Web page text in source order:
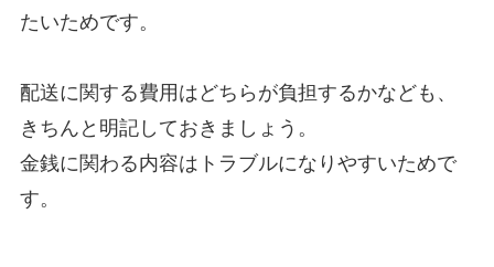
たいためです。
配送に関する費用はどちらが負担するかなども、
きちんと明記しておきましょう。
金銭に関わる内容はトラブルになりやすいためで
す。